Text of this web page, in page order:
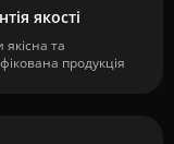
якості
якісна та
продукція